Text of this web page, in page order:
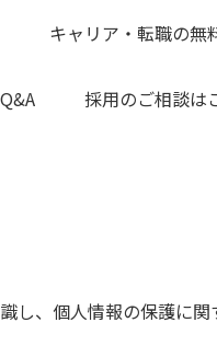
キャリア・転職の無
採用のご相談は
し、個人情報の保護に関